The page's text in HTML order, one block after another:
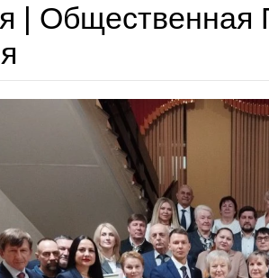
| Общественная